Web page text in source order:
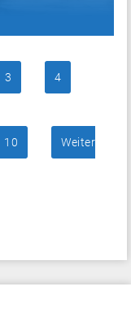
3 4
10 Weiter